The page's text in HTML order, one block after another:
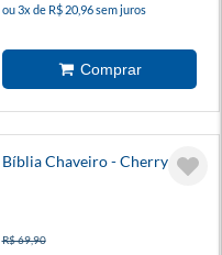
ou 3x de R$ 20,96 sem juros
Bíblia Chaveiro - Cherry
R$ 69,90